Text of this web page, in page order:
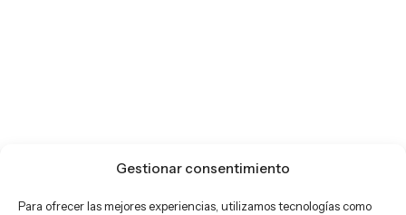
Gestionar consentimiento
Para ofrecer las mejores experiencias, utilizamos tecnologías como